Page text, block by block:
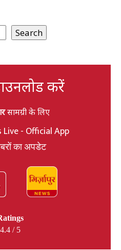
Search
करें
सामग्री के लिए
- Official App
का अपडेट
4.4 / 5